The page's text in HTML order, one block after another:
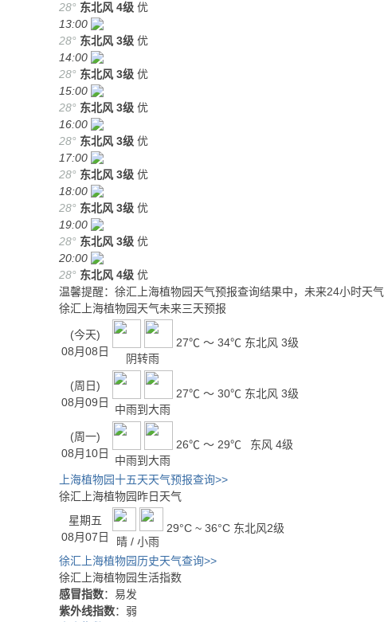
28° 东北风 4级 优
13:00
28° 东北风 3级 优
14:00
28° 东北风 3级 优
15:00
28° 东北风 3级 优
16:00
28° 东北风 3级 优
17:00
28° 东北风 3级 优
18:00
28° 东北风 3级 优
19:00
28° 东北风 3级 优
20:00
28° 东北风 4级 优
温馨提醒：徐汇上海植物园天气预报查询结果中，未来24小时天
徐汇上海植物园天气未来三天预报
(今天)
08月08日
阴转雨
27℃ ～ 34℃ 东北风 3级
(周日)
08月09日
中雨到大雨
27℃ ～ 30℃ 东北风 3级
(周一)
08月10日
中雨到大雨
26℃ ～ 29℃ 东风 4级
上海植物园十五天天气预报查询>>
徐汇上海植物园昨日天气
星期五
08月07日
晴 / 小雨
29°C ~ 36°C 东北风2级
徐汇上海植物园历史天气查询>>
徐汇上海植物园生活指数
感冒指数：易发
紫外线指数：弱